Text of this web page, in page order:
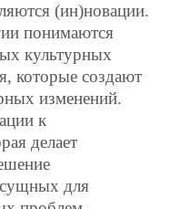
(ин)новации.
понимаются
культурных
которые создают
изменений.
к
делает
для